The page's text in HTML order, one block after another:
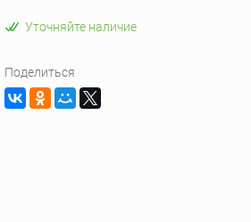
Уточняйте наличие
Поделиться